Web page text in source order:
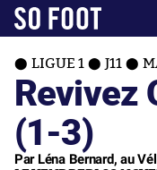
LIGUE 1 J11
Revivez
(1-3)
Par Léna Bernard, au